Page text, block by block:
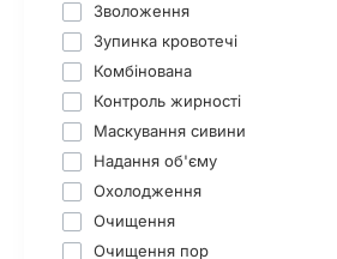
Зволоження
Зупинка кровотечі
Комбінована
Контроль жирності
Маскування сивини
Надання об'єму
Охолодження
Очищення
Очищення пор